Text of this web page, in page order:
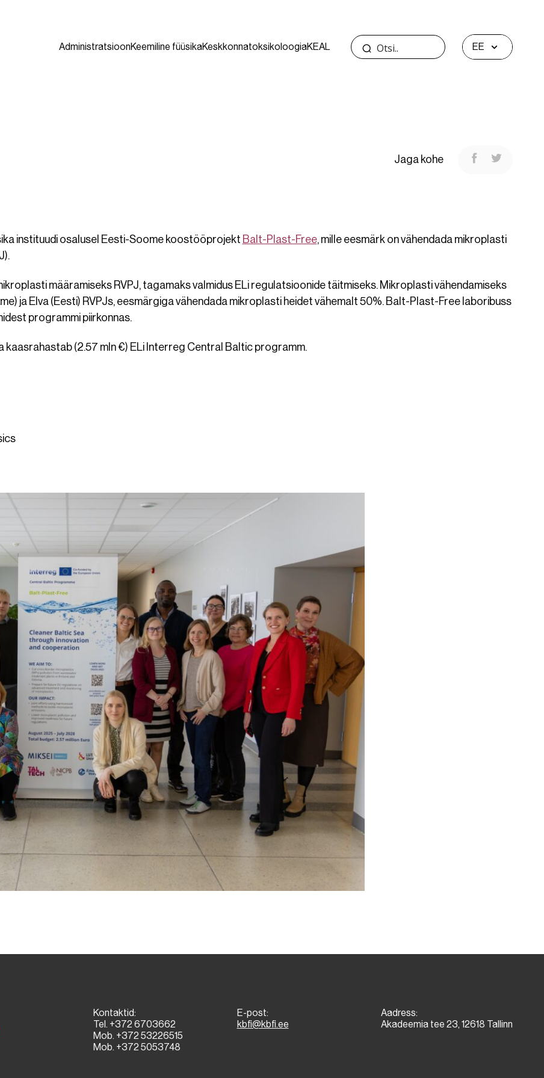
AdministratsioonKeemiline füüsikaKeskkonnatoksikoloogiaKEAL EE
Jaga kohe
instituudi osalusel Eesti-Soome koostööprojekt Balt-Plast-Free, mille eesmärk on vähendada mikroplasti
määramiseks RVPJ, tagamaks valmidus ELi regulatsioonide täitmiseks. Mikroplasti vähendamiseks
ja Elva (Eesti) RVPJs, eesmärgiga vähendada mikroplasti heidet vähemalt 50%. Balt-Plast-Free laboribuss
programmi piirkonnas.
(2.57 mln €) ELi Interreg Central Baltic programm.
Kontaktid:
Tel. +372 6703662
Mob. +372 53226515
Mob. +372 5053748
E-post:
kbfi@kbfi.ee
Aadress:
Akadeemia tee 23, 12618 Tallinn